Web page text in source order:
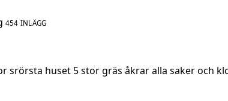
454 INLÄGG
srörsta huset 5 stor gräs åkrar alla saker och